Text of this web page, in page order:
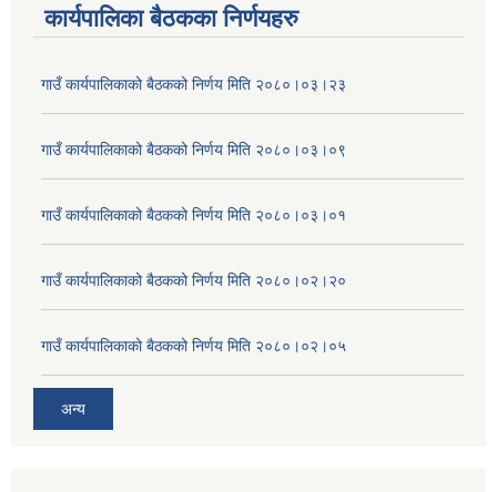
कार्यपालिका बैठकका निर्णयहरु
गाउँ कार्यपालिकाको बैठकको निर्णय मिति २०८०।०३।२३
गाउँ कार्यपालिकाको बैठकको निर्णय मिति २०८०।०३।०९
गाउँ कार्यपालिकाको बैठकको निर्णय मिति २०८०।०३।०१
गाउँ कार्यपालिकाको बैठकको निर्णय मिति २०८०।०२।२०
गाउँ कार्यपालिकाको बैठकको निर्णय मिति २०८०।०२।०५
अन्य